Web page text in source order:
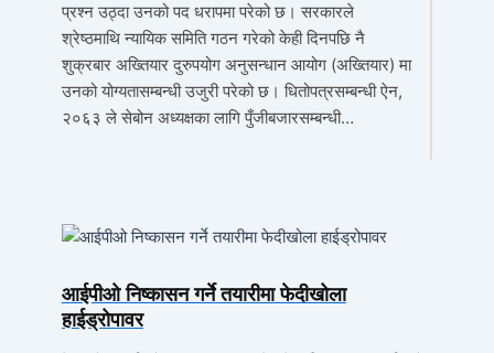
प्रश्न उठ्दा उनको पद धरापमा परेको छ। सरकारले
श्रेष्ठमाथि न्यायिक समिति गठन गरेको केही दिनपछि नै
शुक्रबार अख्तियार दुरुपयोग अनुसन्धान आयोग (अख्तियार) मा
उनको योग्यतासम्बन्धी उजुरी परेको छ। धितोपत्रसम्बन्धी ऐन,
२०६३ ले सेबोन अध्यक्षका लागि पुँजीबजारसम्बन्धी…
आईपीओ निष्कासन गर्ने तयारीमा फेदीखोला​​​​​​​
हाईड्रोपावर